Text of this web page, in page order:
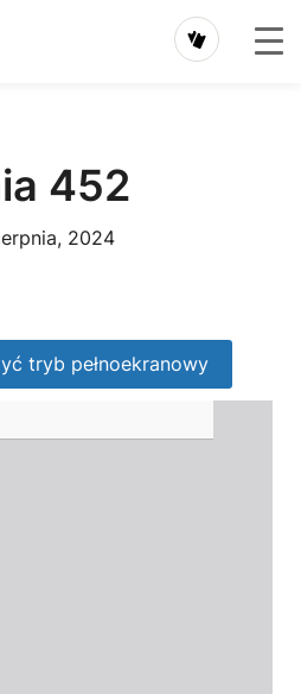
narzędzi
452
2024
tryb pełnoekranowy